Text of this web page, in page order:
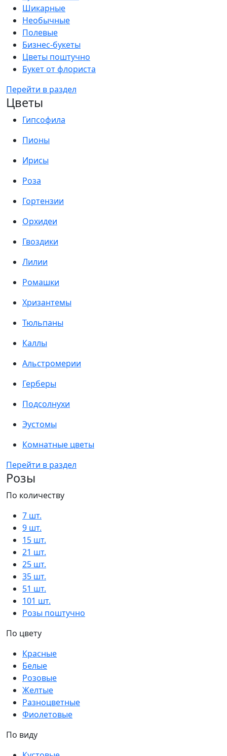
Шикарные
Необычные
Полевые
Бизнес-букеты
Цветы поштучно
Букет от флориста
Перейти в раздел
Цветы
Гипсофила
Пионы
Ирисы
Роза
Гортензии
Орхидеи
Гвоздики
Лилии
Ромашки
Хризантемы
Тюльпаны
Каллы
Альстромерии
Герберы
Подсолнухи
Эустомы
Комнатные цветы
Перейти в раздел
Розы
По количеству
7 шт.
9 шт.
15 шт.
21 шт.
25 шт.
35 шт.
51 шт.
101 шт.
Розы поштучно
По цвету
Красные
Белые
Розовые
Желтые
Разноцветные
Фиолетовые
По виду